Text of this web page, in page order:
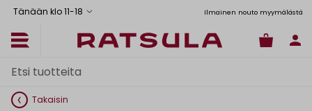
Tänään klo 11-18
Toimituskulut alk. 6,90€
Manner-Suomeen yli 120 euron tilauksiin Ilmainen nouto myymälästä
Takaisin